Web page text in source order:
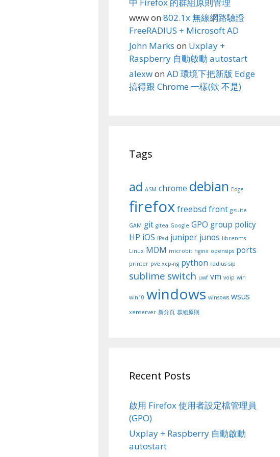
wwwon 802.1x 無線網路驗證
FreeRADIUS + Microsoft AD
John Marks on Uxplay +
Raspberry 自動啟動 autostart
alexwon AD 環境下把新版 Edge
搞得跟 Chrome 一樣(欸 不是)
Tags
ad ASM chrome debian Edge
firefoxfreebsd front g-suite
GAM git gitea Google GPO group policy
HP iOS IPad juniper junos librenms
Linux MDM microbit nginx opensips ports
printer pve.xcp-ng python radius sip
sublime switch uwf vm voip win
win10 windows winsows wsus
xenserver 新分頁 群組原則
Recent Posts
啟用 Firefox 使用者設定檔管理員
(GPO)
Uxplay + Raspberry 自動啟動
autostart